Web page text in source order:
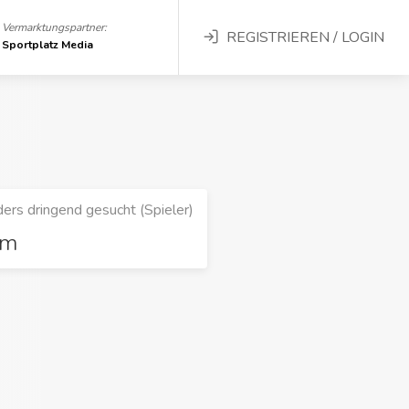
Vermarktungspartner:
Sportplatz Media
REGISTRIEREN / LOGIN
dringend gesucht (Spieler)